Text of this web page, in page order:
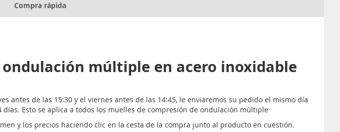
Compra rápida
múltiple en acero inoxidable
antes de las 15:30 y el viernes antes de las 14:45, le enviaremos su pedido el mismo día
Esto se aplica a todos los muelles de compresión de ondulación múltiple
y los precios haciendo clic en la cesta de la compra junto al producto en cuestión.